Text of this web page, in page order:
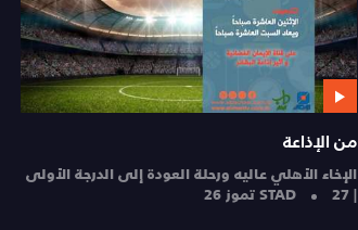
من الإذاعة
الإخاء الأهلي عاليه ورحلة العودة إلى الدرجة الأولى
| STAD27 تموز 26